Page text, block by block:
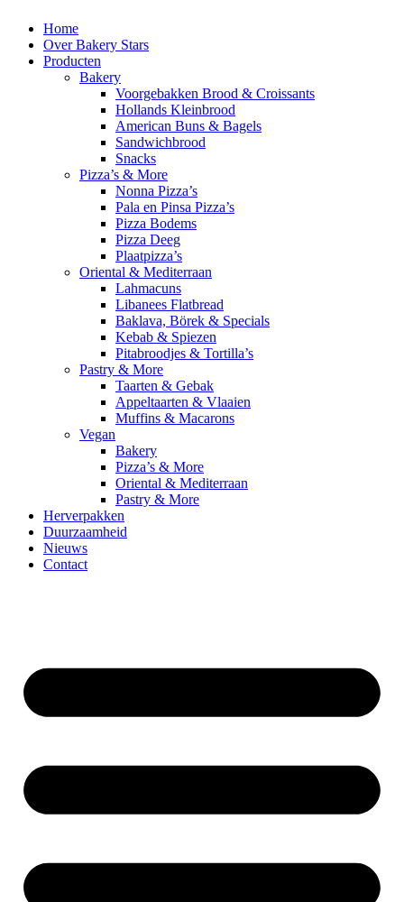
Home
Over Bakery Stars
Producten
Bakery
Voorgebakken Brood & Croissants
Hollands Kleinbrood
American Buns & Bagels
Sandwichbrood
Snacks
Pizza’s & More
Nonna Pizza’s
Pala en Pinsa Pizza’s
Pizza Bodems
Pizza Deeg
Plaatpizza’s
Oriental & Mediterraan
Lahmacuns
Libanees Flatbread
Baklava, Börek & Specials
Kebab & Spiezen
Pitabroodjes & Tortilla’s
Pastry & More
Taarten & Gebak
Appeltaarten & Vlaaien
Muffins & Macarons
Vegan
Bakery
Pizza’s & More
Oriental & Mediterraan
Pastry & More
Herverpakken
Duurzaamheid
Nieuws
Contact